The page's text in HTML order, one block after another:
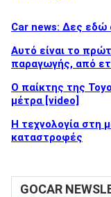
Car news: Δες εδώ
Αυτό είναι το
παραγωγής, από
Ο παίκτης της
μέτρα [video]
Η τεχνολογία στη
καταστροφές
GOCAR